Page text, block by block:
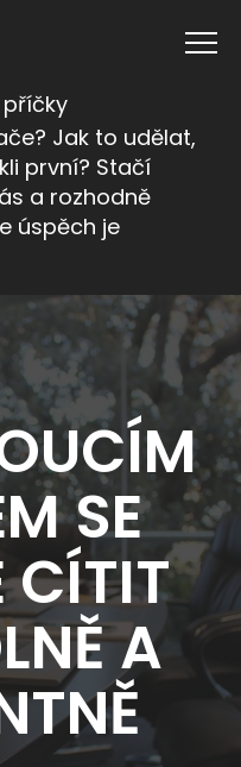
Jak to udělat,
první? Stačí
a rozhodně
úspěch je
SE
CÍTIT
A